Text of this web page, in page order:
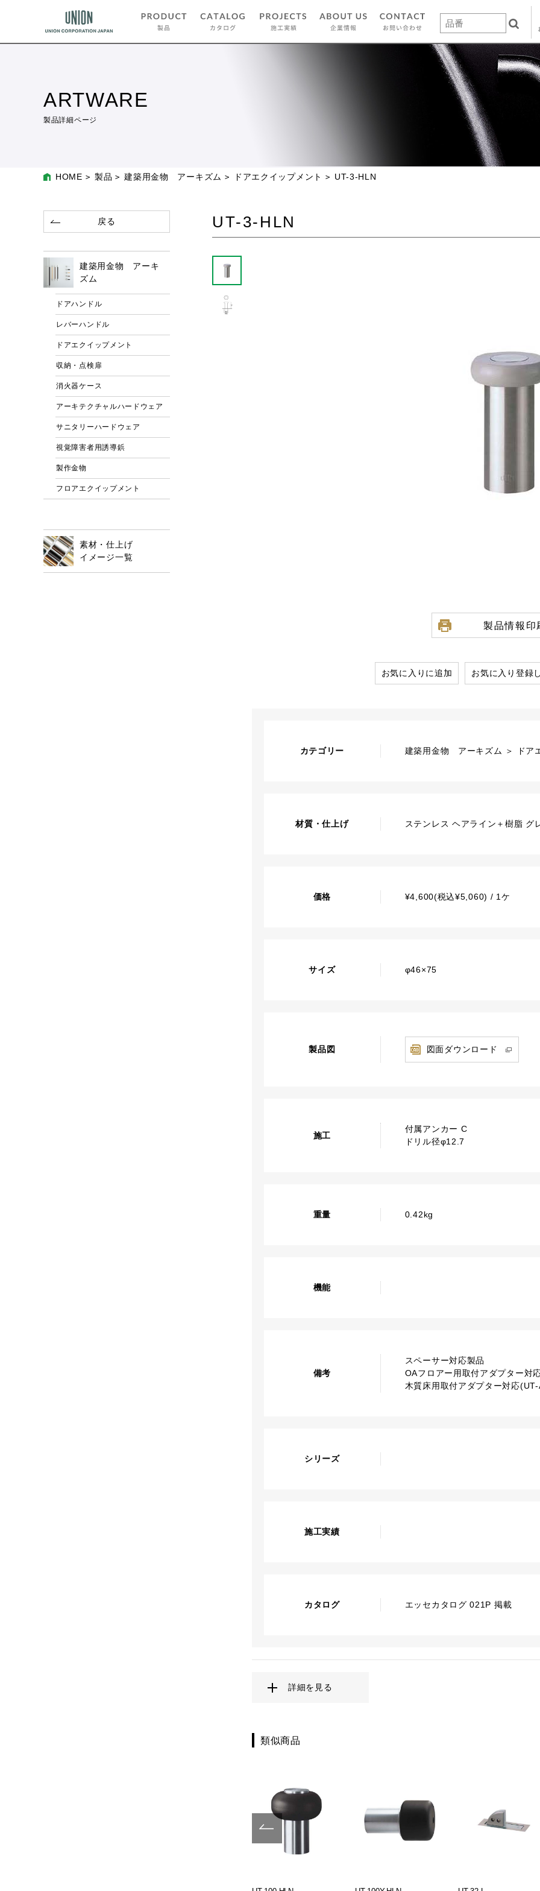
ARTWARE
製品詳細ページ
HOME 製品 建築用金物 アーキズム ドアエクイップメント UT-3-HLN
UT-3-HLN
製品情報印
お気に入りに追加 お気に入り登録
カテゴリー 建築用金物 アーキズム ＞ ドア
材質・仕上げ ステンレス ヘアライン＋樹脂 グ
価格 ¥4,600(税込¥5,060) / 1ケ
サイズ φ46×75
製品図 図面ダウンロード
施工
付属アンカー C
ドリル径φ12.7
重量 0.42kg
機能
備考
スペーサー対応製品
OAフロアー用取付アダプター対
木質床用取付アダプター対応
シリーズ
施工実績
カタログ エッセカタログ 021P 掲載
詳細を見る
類似商品
戻る
建築用金物 アーキ
ズム
ドアハンドル
レバーハンドル
ドアエクイップメント
収納・点検扉
消火器ケース
アーキテクチャルハードウェア
サニタリーハードウェア
視覚障害者用誘導鋲
製作金物
フロアエクイップメント
素材・仕上げ
イメージ一覧